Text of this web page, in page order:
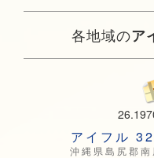
各地域のア
アイフル
沖縄県島尻郡